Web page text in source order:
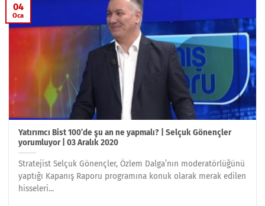
Yatırımcı Bist 100’de şu an ne yapmalı? | Selçuk Gönençler
yorumluyor | 03 Aralık 2020
Stratejist Selçuk Gönençler, Özlem Dalga’nın moderatörlüğünü
yaptığı Kapanış Raporu programına konuk olarak merak edilen
hisseleri...
04
Oca